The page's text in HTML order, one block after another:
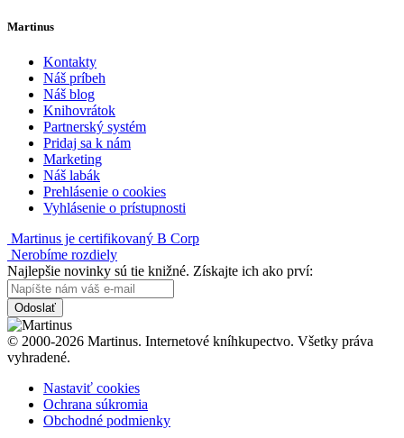
Martinus
Kontakty
Náš príbeh
Náš blog
Knihovrátok
Partnerský systém
Pridaj sa k nám
Marketing
Náš labák
Prehlásenie o cookies
Vyhlásenie o prístupnosti
Martinus je certifikovaný B Corp
Nerobíme rozdiely
Najlepšie novinky sú tie knižné. Získajte ich ako prví:
Odoslať
© 2000-2026 Martinus. Internetové kníhkupectvo. Všetky práva
vyhradené.
Nastaviť cookies
Ochrana súkromia
Obchodné podmienky